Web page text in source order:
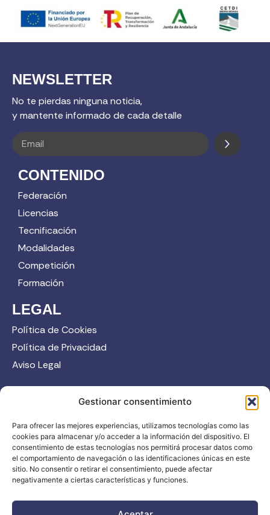
Gestionar consentimiento
Para ofrecer las mejores experiencias, utilizamos tecnologías como las
cookies para almacenar y/o acceder a la información del dispositivo. El
consentimiento de estas tecnologías nos permitirá procesar datos como
el comportamiento de navegación o las identificaciones únicas en este
sitio. No consentir o retirar el consentimiento, puede afectar
negativamente a ciertas características y funciones.
NEWSLETTER
No te pierdas ninguna noticia,
y mantente informado de cada detalle
CONTENIDO
Federación
Licencias
Tecnificación
Modalidades
Competición
Formación
LEGAL
Política de Cookies
Política de Privacidad
Aviso Legal
CONTACTO
info@fadi.es
C/ Carmen de Burgos, 14, 18008 Granada